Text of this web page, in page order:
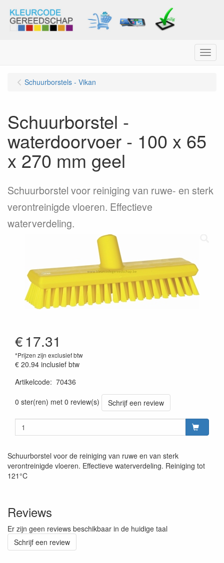
Menu
Schuurborstels - Vikan
Schuurborstel -
waterdoorvoer - 100 x 65
x 270 mm geel
Schuurborstel voor reiniging van ruwe- en sterk
verontreinigde vloeren. Effectieve
waterverdeling.
€17.31
*Prijzen zijn exclusief btw
€ 20.94 inclusief btw
Artikelcode: 70436
0 ster(ren) met 0 review(s)
Schrijf een review
Schuurborstel voor de reiniging van ruwe en van sterk
verontreinigde vloeren. Effectieve waterverdeling. Reiniging tot
121°C
Reviews
Er zijn geen reviews beschikbaar in de huidige taal
Schrijf een review